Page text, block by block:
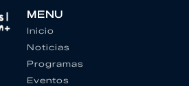
MENU
Inicio
Noticias
Programas
Eventos